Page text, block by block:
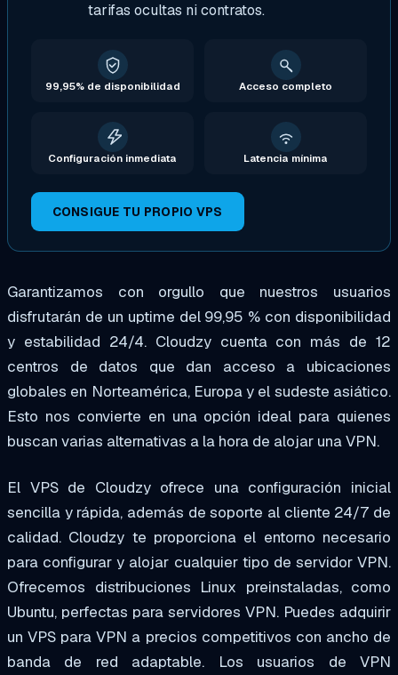
tarifas ocultas ni contratos.
99,95% de disponibilidad Acceso completo
Configuración inmediata Latencia mínima
CONSIGUE TU PROPIO VPS
Garantizamos con orgullo que nuestros usuarios
disfrutarán de un uptime del 99,95 % con disponibilidad
y estabilidad 24/4. Cloudzy cuenta con más de 12
centros de datos que dan acceso a ubicaciones
globales en Norteamérica, Europa y el sudeste asiático.
Esto nos convierte en una opción ideal para quienes
buscan varias alternativas a la hora de alojar una VPN.
El VPS de Cloudzy ofrece una configuración inicial
sencilla y rápida, además de soporte al cliente 24/7 de
calidad. Cloudzy te proporciona el entorno necesario
para configurar y alojar cualquier tipo de servidor VPN.
Ofrecemos distribuciones Linux preinstaladas, como
Ubuntu, perfectas para servidores VPN. Puedes adquirir
un VPS para VPN a precios competitivos con ancho de
banda de red adaptable. Los usuarios de VPN